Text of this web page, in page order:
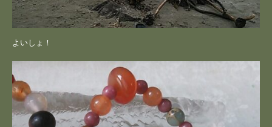
よいしょ！